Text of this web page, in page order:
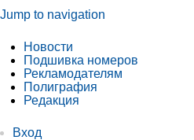
Jump to navigation
Новости
Подшивка номеров
Рекламодателям
Полиграфия
Редакция
Вход